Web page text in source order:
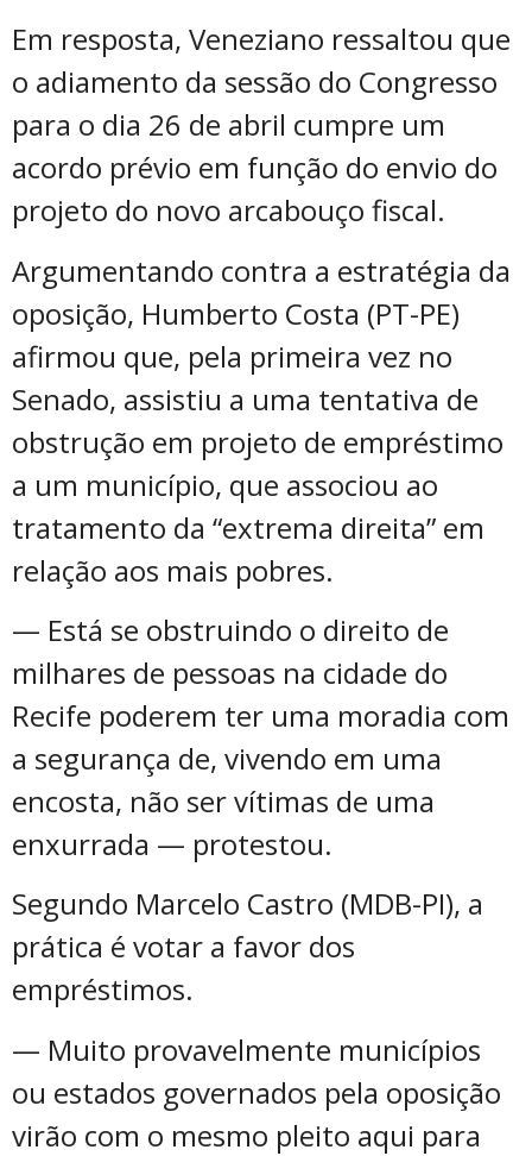
Em resposta, Veneziano ressaltou que
o adiamento da sessão do Congresso
para o dia 26 de abril cumpre um
acordo prévio em função do envio do
projeto do novo arcabouço fiscal.
Argumentando contra a estratégia da
oposição, Humberto Costa (PT-PE)
afirmou que, pela primeira vez no
Senado, assistiu a uma tentativa de
obstrução em projeto de empréstimo
a um município, que associou ao
tratamento da “extrema direita” em
relação aos mais pobres.
— Está se obstruindo o direito de
milhares de pessoas na cidade do
Recife poderem ter uma moradia com
a segurança de, vivendo em uma
encosta, não ser vítimas de uma
enxurrada — protestou.
Segundo Marcelo Castro (MDB-PI), a
prática é votar a favor dos
empréstimos.
— Muito provavelmente municípios
ou estados governados pela oposição
virão com o mesmo pleito aqui para